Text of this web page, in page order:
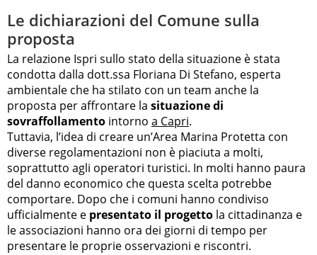
Le dichiarazioni del Comune sulla
proposta
La relazione Ispri sullo stato della situazione è stata
condotta dalla dott.ssa Floriana Di Stefano, esperta
ambientale che ha stilato con un team anche la
proposta per affrontare la situazione di
sovraffollamento intorno a Capri.
Tuttavia, l’idea di creare un’Area Marina Protetta con
diverse regolamentazioni non è piaciuta a molti,
soprattutto agli operatori turistici. In molti hanno paura
del danno economico che questa scelta potrebbe
comportare. Dopo che i comuni hanno condiviso
ufficialmente e presentato il progetto la cittadinanza e
le associazioni hanno ora dei giorni di tempo per
presentare le proprie osservazioni e riscontri.